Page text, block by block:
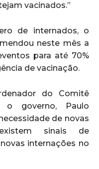
vacinados.”
de internados, o
neste mês a
para até 70%
de vacinação.
do Comitê
o governo, Paulo
de novas
sinais de
internações no